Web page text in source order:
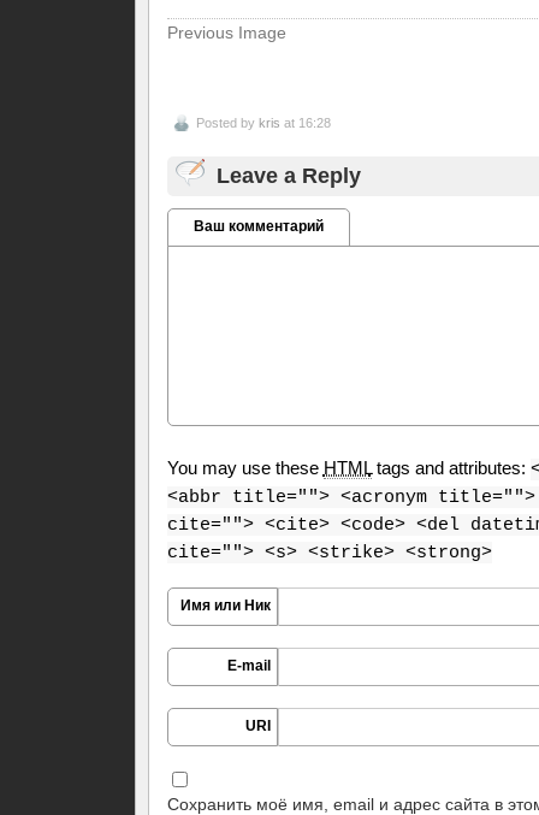
Previous Image
Posted by kris at 16:28
Leave a Reply
Ваш комментарий
You may use these HTMLtags and attributes:
<abbr title=""> <acronym title="">
cite=""> <cite> <code> <del
cite=""> <s> <strike> <strong>
Имя или Ник
E-mail
URI
Сохранить моё имя, email и адрес сайта в